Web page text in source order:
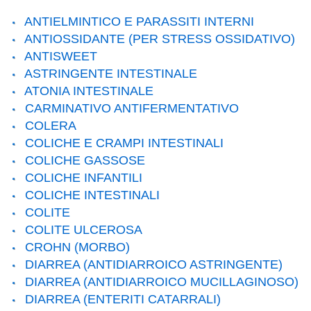
ANTIELMINTICO E PARASSITI INTERNI
ANTIOSSIDANTE (PER STRESS OSSIDATIVO)
ANTISWEET
ASTRINGENTE INTESTINALE
ATONIA INTESTINALE
CARMINATIVO ANTIFERMENTATIVO
COLERA
COLICHE E CRAMPI INTESTINALI
COLICHE GASSOSE
COLICHE INFANTILI
COLICHE INTESTINALI
COLITE
COLITE ULCEROSA
CROHN (MORBO)
DIARREA (ANTIDIARROICO ASTRINGENTE)
DIARREA (ANTIDIARROICO MUCILLAGINOSO)
DIARREA (ENTERITI CATARRALI)